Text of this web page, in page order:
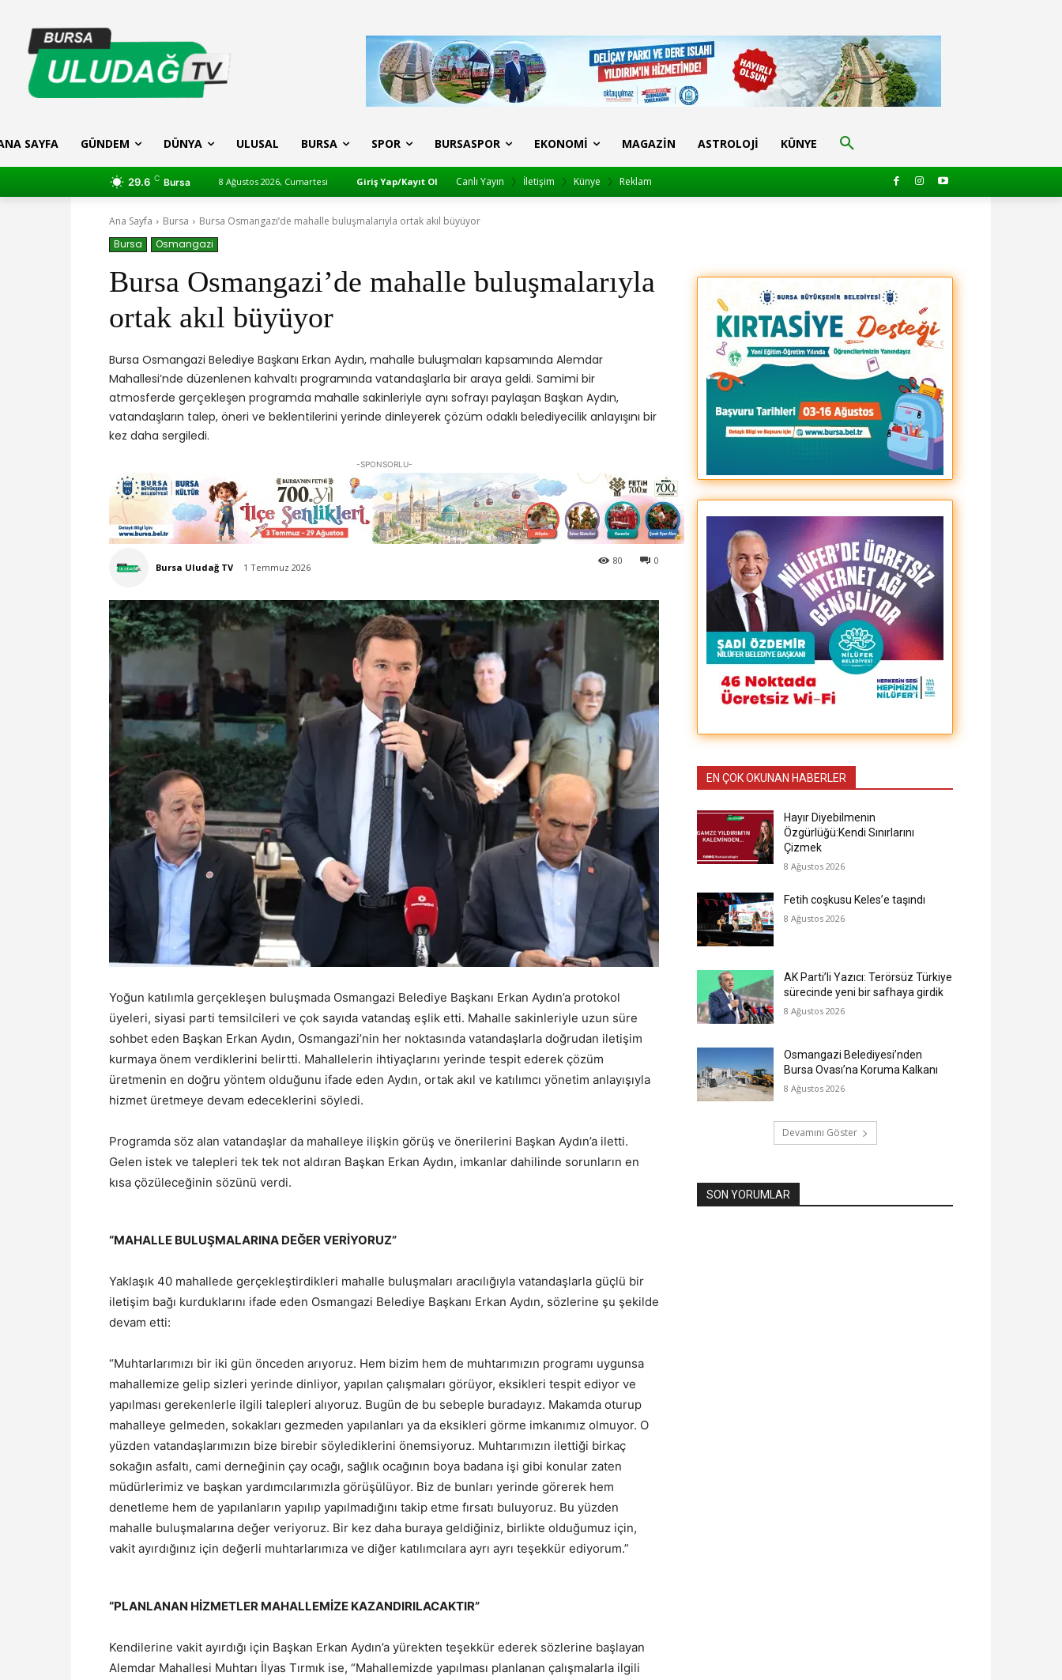
SAYFA GÜNDEM DÜNYA ULUSAL BURSA SPOR BURSASPOR EKONOMI MAGAZIN ASTROLOJI KÜNYE
29.6 C Bursa 8 Ağustos 2026, Cumartesi Giriş Yap/Kayıt Ol Canlı Yayın İletişim Künye Reklam
Ana Sayfa Bursa
Bursa Osmangazi’de mahalle buluşmalarıyla ortak akıl büyüyor
Bursa
Osmangazi
Bursa Osmangazi’de mahalle buluşmalarıyla
ortak akıl büyüyor
Bursa Osmangazi Belediye Başkanı Erkan Aydın, mahalle buluşmaları kapsamında Alemdar
Mahallesi’nde düzenlenen kahvaltı programında vatandaşlarla bir araya geldi. Samimi bir
atmosferde gerçekleşen programda mahalle sakinleriyle aynı sofrayı paylaşan Başkan Aydın,
vatandaşların talep, öneri ve beklentilerini yerinde dinleyerek çözüm odaklı belediyecilik anlayışını bir
kez daha sergiledi.
-SPONSORLU-
Bursa Uludağ TV 1 Temmuz 2026
0
80
Yoğun katılımla gerçekleşen buluşmada Osmangazi Belediye Başkanı Erkan Aydın’a protokol
üyeleri, siyasi parti temsilcileri ve çok sayıda vatandaş eşlik etti. Mahalle sakinleriyle uzun süre
sohbet eden Başkan Erkan Aydın, Osmangazi’nin her noktasında vatandaşlarla doğrudan iletişim
kurmaya önem verdiklerini belirtti. Mahallelerin ihtiyaçlarını yerinde tespit ederek çözüm
üretmenin en doğru yöntem olduğunu ifade eden Aydın, ortak akıl ve katılımcı yönetim anlayışıyla
hizmet üretmeye devam edeceklerini söyledi.
Programda söz alan vatandaşlar da mahalleye ilişkin görüş ve önerilerini Başkan Aydın’a iletti.
Gelen istek ve talepleri tek tek not aldıran Başkan Erkan Aydın, imkanlar dahilinde sorunların en
kısa çözüleceğinin sözünü verdi.
“MAHALLE BULUŞMALARINA DEĞER VERİYORUZ”
Yaklaşık 40 mahallede gerçekleştirdikleri mahalle buluşmaları aracılığıyla vatandaşlarla güçlü bir
iletişim bağı kurduklarını ifade eden Osmangazi Belediye Başkanı Erkan Aydın, sözlerine şu şekilde
devam etti:
“Muhtarlarımızı bir iki gün önceden arıyoruz. Hem bizim hem de muhtarımızın programı uygunsa
mahallemize gelip sizleri yerinde dinliyor, yapılan çalışmaları görüyor, eksikleri tespit ediyor ve
yapılması gerekenlerle ilgili talepleri alıyoruz. Bugün de bu sebeple buradayız. Makamda oturup
mahalleye gelmeden, sokakları gezmeden yapılanları ya da eksikleri görme imkanımız olmuyor. O
yüzden vatandaşlarımızın bize birebir söylediklerini önemsiyoruz. Muhtarımızın ilettiği birkaç
sokağın asfaltı, cami derneğinin çay ocağı, sağlık ocağının boya badana işi gibi konular zaten
müdürlerimiz ve başkan yardımcılarımızla görüşülüyor. Biz de bunları yerinde görerek hem
denetleme hem de yapılanların yapılıp yapılmadığını takip etme fırsatı buluyoruz. Bu yüzden
mahalle buluşmalarına değer veriyoruz. Bir kez daha buraya geldiğiniz, birlikte olduğumuz için,
vakit ayırdığınız için değerli muhtarlarımıza ve diğer katılımcılara ayrı ayrı teşekkür ediyorum.”
“PLANLANAN HİZMETLER MAHALLEMİZE KAZANDIRILACAKTIR”
Kendilerine vakit ayırdığı için Başkan Erkan Aydın’a yürekten teşekkür ederek sözlerine başlayan
Alemdar Mahallesi Muhtarı İlyas Tırmık ise, “Mahallemizde yapılması planlanan çalışmalarla ilgili
EN ÇOK OKUNAN HABERLER
Hayır Diyebilmenin
Özgürlüğü:Kendi Sınırlarını
Çizmek
8 Ağustos 2026
Fetih coşkusu Keles’e taşındı
8 Ağustos 2026
AK Parti’li Yazıcı: Terörsüz Türkiye
sürecinde yeni bir safhaya girdik
8 Ağustos 2026
Osmangazi Belediyesi’nden
Bursa Ovası’na Koruma Kalkanı
8 Ağustos 2026
Devamını Göster
SON YORUMLAR